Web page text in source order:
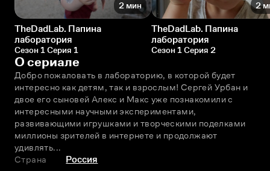
2 мин
TheDadLab. Папина
лаборатория
Сезон 1 Серия 1
2
TheDadLab. Папина
лаборатория
Сезон 1 Серия 2
О сериале
Добро пожаловать в лабораторию, в которой будет
интересно как детям, так и взрослым! Сергей Урбан и
двое его сыновей Алекс и Макс уже познакомили с
интересными научными экспериментами,
развивающими игрушками и творческими поделками
миллионы зрителей в интернете и продолжают
удивлять...
Страна
Россия